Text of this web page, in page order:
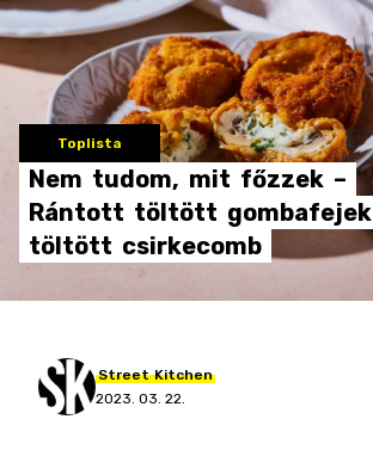
Toplista
Nem tudom, mit főzzek –
Rántott töltött gombafejek
töltött csirkecomb
Street Kitchen
2023. 03. 22.